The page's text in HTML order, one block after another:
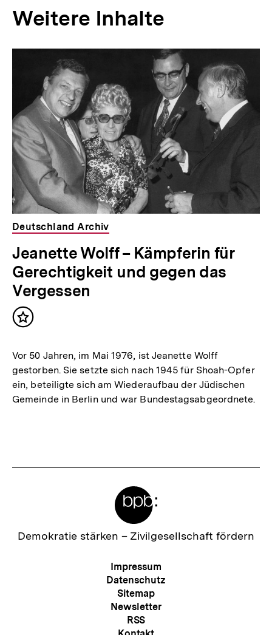
Weitere Inhalte
Deutschland Archiv
Jeanette Wolff – Kämpferin für
Gerechtigkeit und gegen das
Vergessen
Inhalt
Vor 50 Jahren, im Mai 1976, ist Jeanette Wolff
gestorben. Sie setzte sich nach 1945 für Shoah-Opfer
ein, beteiligte sich am Wiederaufbau der Jüdischen
Gemeinde in Berlin und war Bundestagsabgeordnete.
Zur
Demokratie stärken – Zivilgesellschaft fördern
Meta-
Navigation
Impressum
Datenschutz
Sitemap
Newsletter
RSS